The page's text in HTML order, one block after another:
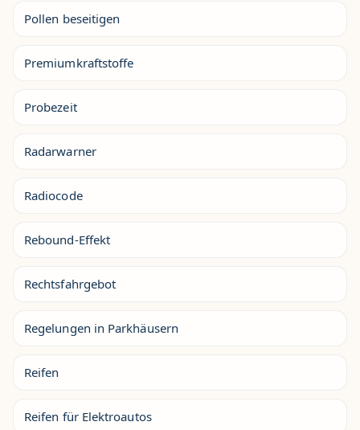
Pollen beseitigen
Premiumkraftstoffe
Probezeit
Radarwarner
Radiocode
Rebound-Effekt
Rechtsfahrgebot
Regelungen in Parkhäusern
Reifen
Reifen für Elektroautos